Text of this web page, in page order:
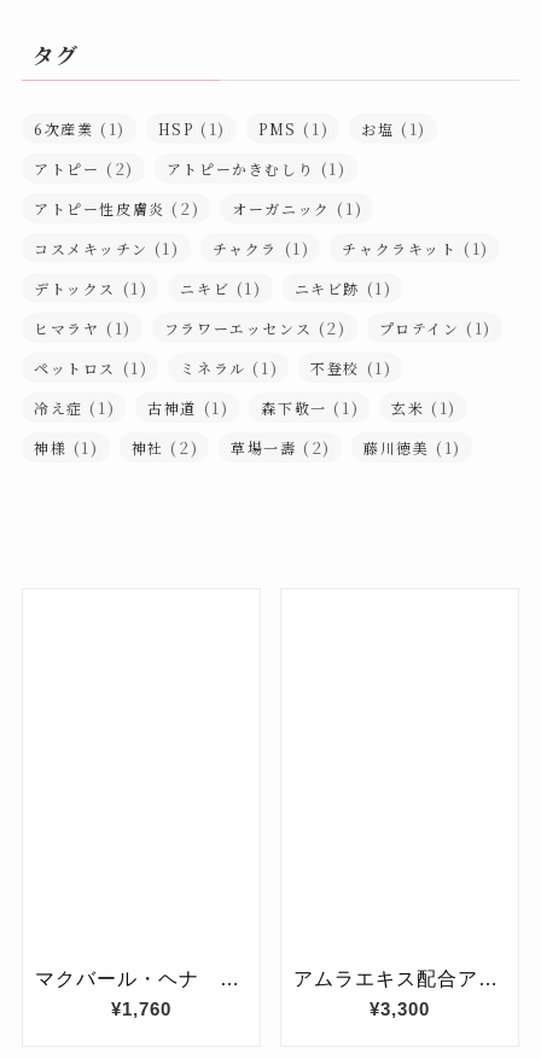
イ
ブ
タグ
6次産業 (1) HSP (1) PMS (1) お塩 (1)
アトピー (2) アトピーかきむしり (1)
アトピー性皮膚炎 (2) オーガニック (1)
コスメキッチン (1) チャクラ (1) チャクラキット (1)
デトックス (1) ニキビ (1) ニキビ跡 (1)
ヒマラヤ (1) フラワーエッセンス (2) プロテイン (1)
ペットロス (1) ミネラル (1) 不登校 (1)
冷え症 (1) 古神道 (1) 森下敬一 (1) 玄米 (1)
神様 (1) 神社 (2) 草場一壽 (2) 藤川徳美 (1)